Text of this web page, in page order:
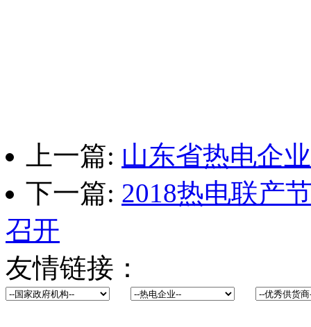
上一篇: 山东省热电企
下一篇: 2018热电联产
召开
友情链接：